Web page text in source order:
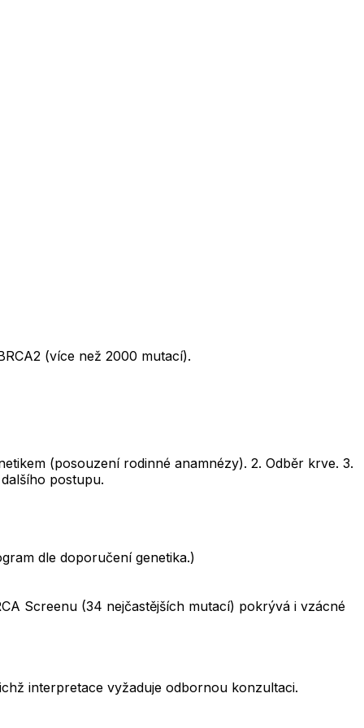
(více než 2000 mutací).
(posouzení rodinné anamnézy). 2. Odběr krve. 3.
postupu.
dle doporučení genetika.)
Screenu (34 nejčastějších mutací) pokrývá i vzácné
interpretace vyžaduje odbornou konzultaci.